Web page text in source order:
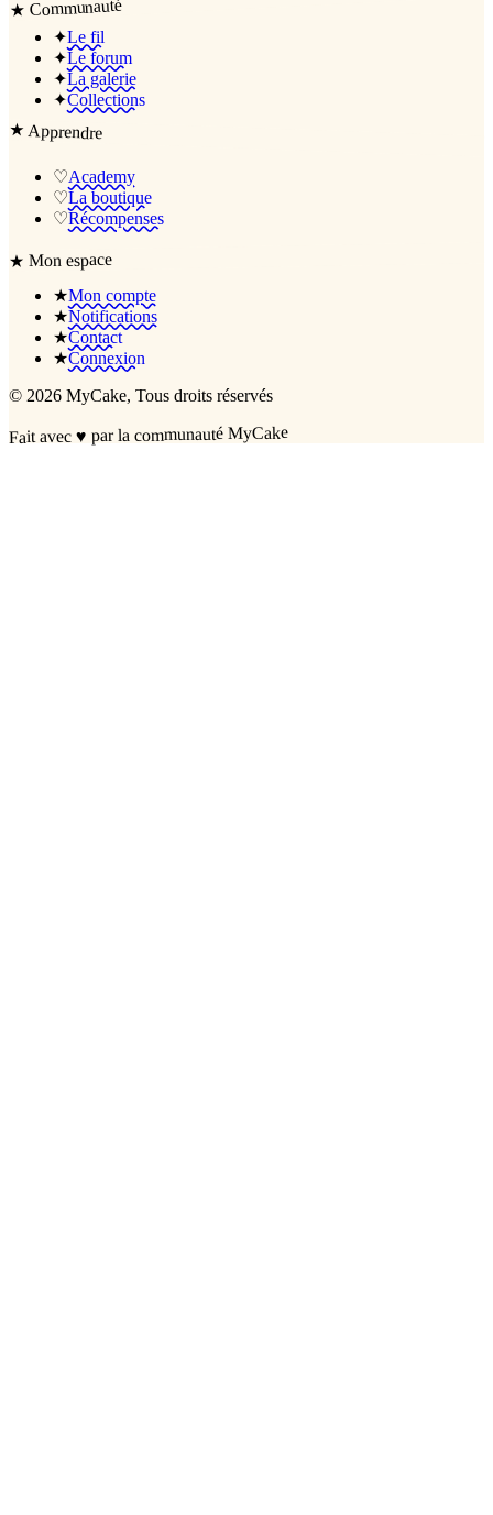
★ Communauté
✦Le fil
✦Le forum
✦La galerie
✦Collections
★Apprendre
♡Academy
♡La boutique
♡Récompenses
★Mon espace
★Mon compte
★Notifications
★Contact
★Connexion
© 2026 MyCake, Tous droits réservés
Fait avec♥ par la communauté MyCake